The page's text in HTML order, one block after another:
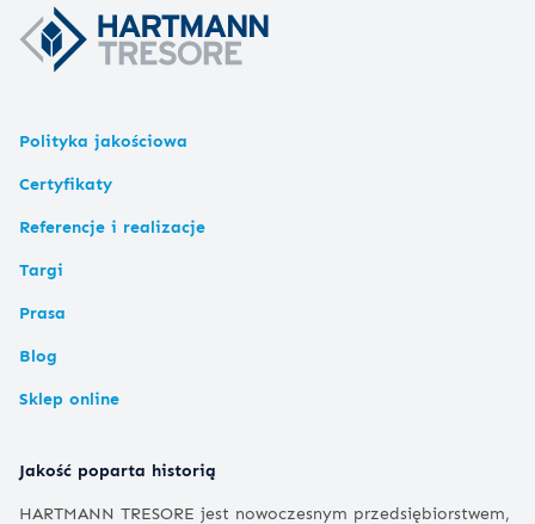
Polityka jakościowa
Certyfikaty
Referencje i realizacje
Targi
Prasa
Blog
Sklep online
Jakość poparta historią
HARTMANN TRESORE jest nowoczesnym przedsiębiorstwem,